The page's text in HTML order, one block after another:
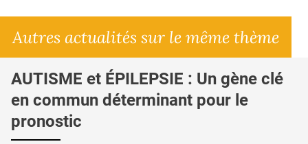
Autres actualités sur le même thème
AUTISME et ÉPILEPSIE : Un gène clé
en commun déterminant pour le
pronostic